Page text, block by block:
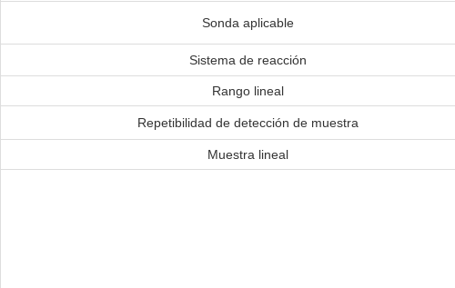
Sonda aplicable
Sistema de reacción
Rango lineal
Repetibilidad de detección de muestra
Muestra lineal